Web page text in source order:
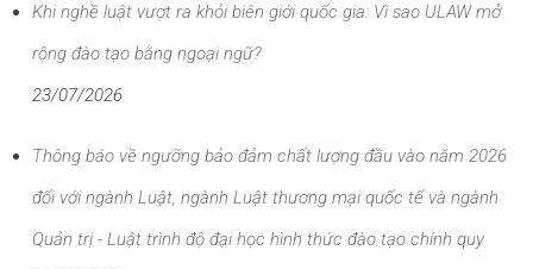
Khi nghề luật vượt ra khỏi biên giới quốc gia: Vì sao ULAW mở
rộng đào tạo bằng ngoại ngữ?
23/07/2026
Thông báo về ngưỡng bảo đảm chất lượng đầu vào năm 2026
đối với ngành Luật, ngành Luật thương mại quốc tế và ngành
Quản trị - Luật trình độ đại học hình thức đào tạo chính quy